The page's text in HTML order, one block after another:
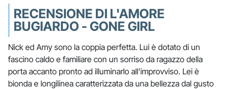
RECENSIONE DI L'AMORE
BUGIARDO - GONE GIRL
Nick ed Amy sono la coppia perfetta. Lui è dotato di un
fascino caldo e familiare con un sorriso da ragazzo della
porta accanto pronto ad illuminarlo all'improvviso. Lei è
bionda e longilinea caratterizzata da una bellezza dal gusto